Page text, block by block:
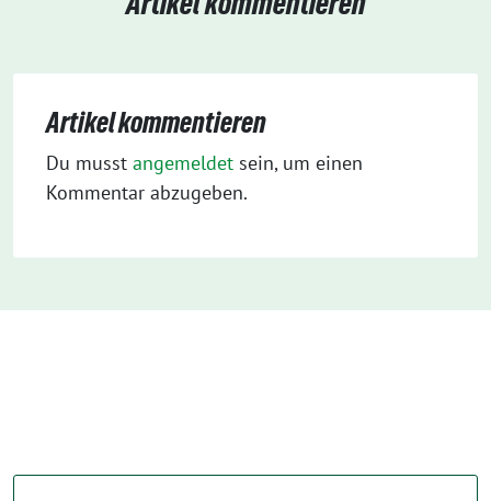
Artikel kommentieren
Du musst angemeldet sein, um einen
Kommentar abzugeben.